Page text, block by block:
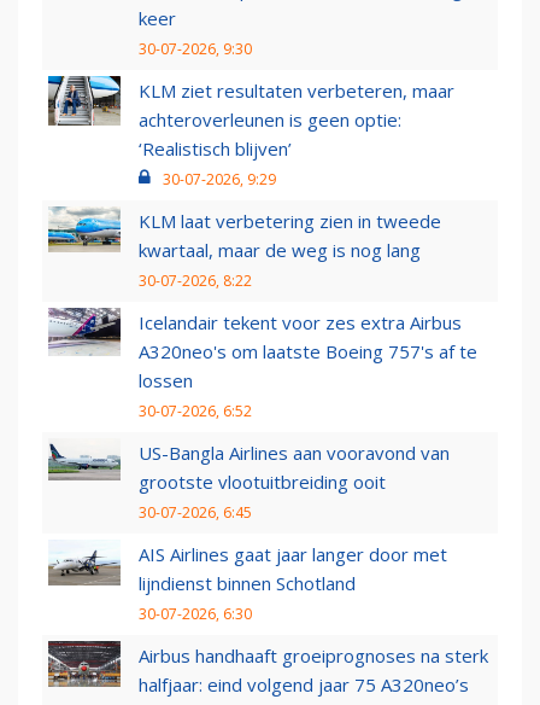
keer
30-07-2026, 9:30
KLM ziet resultaten verbeteren, maar
achteroverleunen is geen optie:
‘Realistisch blijven’
30-07-2026, 9:29
KLM laat verbetering zien in tweede
kwartaal, maar de weg is nog lang
30-07-2026, 8:22
Icelandair tekent voor zes extra Airbus
A320neo's om laatste Boeing 757's af te
lossen
30-07-2026, 6:52
US-Bangla Airlines aan vooravond van
grootste vlootuitbreiding ooit
30-07-2026, 6:45
AIS Airlines gaat jaar langer door met
lijndienst binnen Schotland
30-07-2026, 6:30
Airbus handhaaft groeiprognoses na sterk
halfjaar: eind volgend jaar 75 A320neo’s